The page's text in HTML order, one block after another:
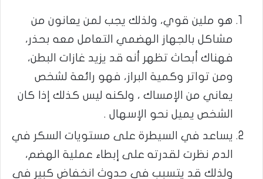
هو ملين قوي، ولذلك يجب لمن يعانون من
مشاكل بالجهاز الهضمي التعامل معه بحذر،
فهناك أبحاث تظهر أنه قد يزيد غازات البطن،
ومن تواتر وكمية البراز، فهو رائعة لشخص
يعاني من الإمساك ، ولكنه ليس كذلك إذا كان
الشخص يميل نحو الإسهال .
يساعد في السيطرة على مستويات السكر في
الدم نظرت لقدرته على إبطاء عملية الهضم،
ولذلك قد يتسبب في حدوث انخفاض كبير في